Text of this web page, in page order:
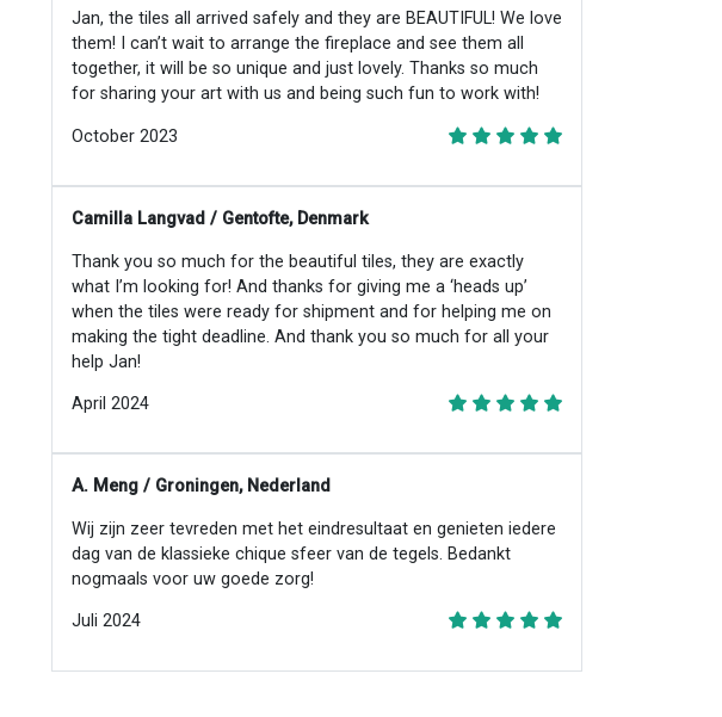
Jan, the tiles all arrived safely and they are BEAUTIFUL! We love
them! I can’t wait to arrange the fireplace and see them all
together, it will be so unique and just lovely. Thanks so much
for sharing your art with us and being such fun to work with!
October 2023
Camilla Langvad / Gentofte, Denmark
Thank you so much for the beautiful tiles, they are exactly
what I’m looking for! And thanks for giving me a ‘heads up’
when the tiles were ready for shipment and for helping me on
making the tight deadline. And thank you so much for all your
help Jan!
April 2024
A. Meng / Groningen, Nederland
Wij zijn zeer tevreden met het eindresultaat en genieten iedere
dag van de klassieke chique sfeer van de tegels. Bedankt
nogmaals voor uw goede zorg!
Juli 2024